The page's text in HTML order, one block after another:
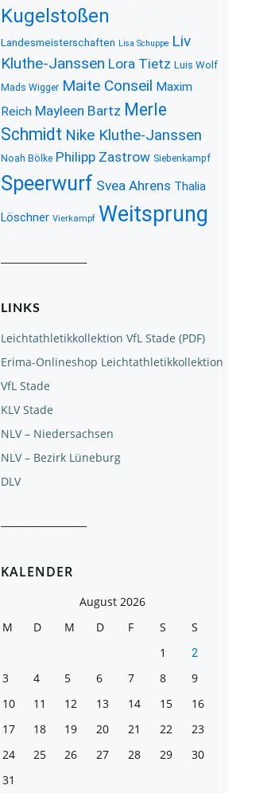
Kugelstoßen
Landesmeisterschaften Lisa Schuppe Liv
Kluthe-Janssen Lora Tietz Luis Wolf
Mads Wigger Maite Conseil Maxim
Reich Mayleen Bartz Merle
Schmidt Nike Kluthe-Janssen
Noah Bölke Philipp Zastrow Siebenkampf
Speerwurf Svea Ahrens Thalia
Löschner Vierkampf Weitsprung
LINKS
Leichtathletikkollektion VfL Stade (PDF)
Erima-Onlineshop Leichtathletikkollektion
VfL Stade
KLV Stade
NLV – Niedersachsen
NLV – Bezirk Lüneburg
DLV
KALENDER
August 2026
M
D M D F S
S
1
2
3 4 5 6 7 8
9
10
11 12 13 14 15
16
17
18 19 20 21 22
23
24
25 26 27 28 29
30
31